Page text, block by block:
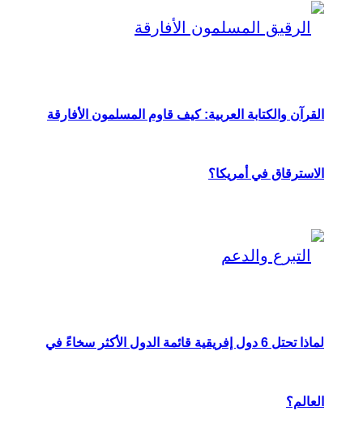
القرآن والكتابة العربية: كيف قاوم المسلمون الأفارقة
الاسترقاق في أمريكا؟
لماذا تحتل 6 دول إفريقية قائمة الدول الأكثر سخاءً في
العالم؟